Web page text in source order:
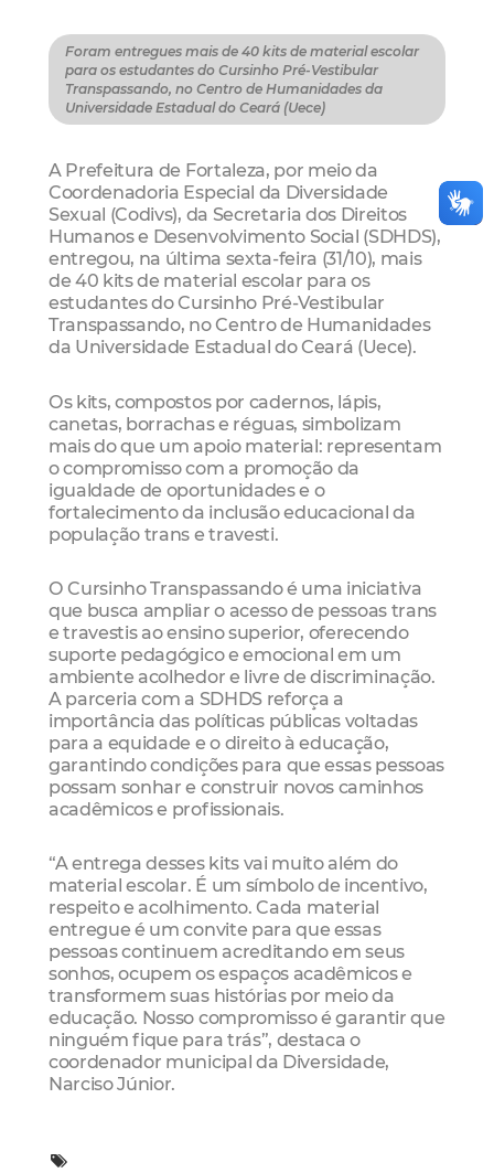
Foram entregues mais de 40 kits de material escolar
para os estudantes do Cursinho Pré-Vestibular
Transpassando, no Centro de Humanidades da
Universidade Estadual do Ceará (Uece)
A Prefeitura de Fortaleza, por meio da
Coordenadoria Especial da Diversidade
Sexual (Codivs), da Secretaria dos Direitos
Humanos e Desenvolvimento Social (SDHDS),
entregou, na última sexta-feira (31/10), mais
de 40 kits de material escolar para os
estudantes do Cursinho Pré-Vestibular
Transpassando, no Centro de Humanidades
da Universidade Estadual do Ceará (Uece).
Os kits, compostos por cadernos, lápis,
canetas, borrachas e réguas, simbolizam
mais do que um apoio material: representam
o compromisso com a promoção da
igualdade de oportunidades e o
fortalecimento da inclusão educacional da
população trans e travesti.
O Cursinho Transpassando é uma iniciativa
que busca ampliar o acesso de pessoas trans
e travestis ao ensino superior, oferecendo
suporte pedagógico e emocional em um
ambiente acolhedor e livre de discriminação.
A parceria com a SDHDS reforça a
importância das políticas públicas voltadas
para a equidade e o direito à educação,
garantindo condições para que essas pessoas
possam sonhar e construir novos caminhos
acadêmicos e profissionais.
“A entrega desses kits vai muito além do
material escolar. É um símbolo de incentivo,
respeito e acolhimento. Cada material
entregue é um convite para que essas
pessoas continuem acreditando em seus
sonhos, ocupem os espaços acadêmicos e
transformem suas histórias por meio da
educação. Nosso compromisso é garantir que
ninguém fique para trás”, destaca o
coordenador municipal da Diversidade,
Narciso Júnior.